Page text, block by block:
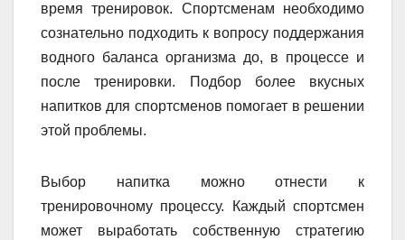
время тренировок. Спортсменам необходимо
сознательно подходить к вопросу поддержания
водного баланса организма до, в процессе и
после тренировки. Подбор более вкусных
напитков для спортсменов помогает в решении
этой проблемы.
Выбор напитка можно отнести к
тренировочному процессу. Каждый спортсмен
может выработать собственную стратегию